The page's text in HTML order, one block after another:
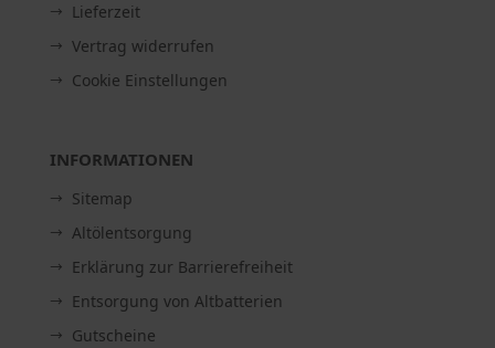
Lieferzeit
Vertrag widerrufen
Cookie Einstellungen
INFORMATIONEN
Sitemap
Altölentsorgung
Erklärung zur Barrierefreiheit
Entsorgung von Altbatterien
Gutscheine